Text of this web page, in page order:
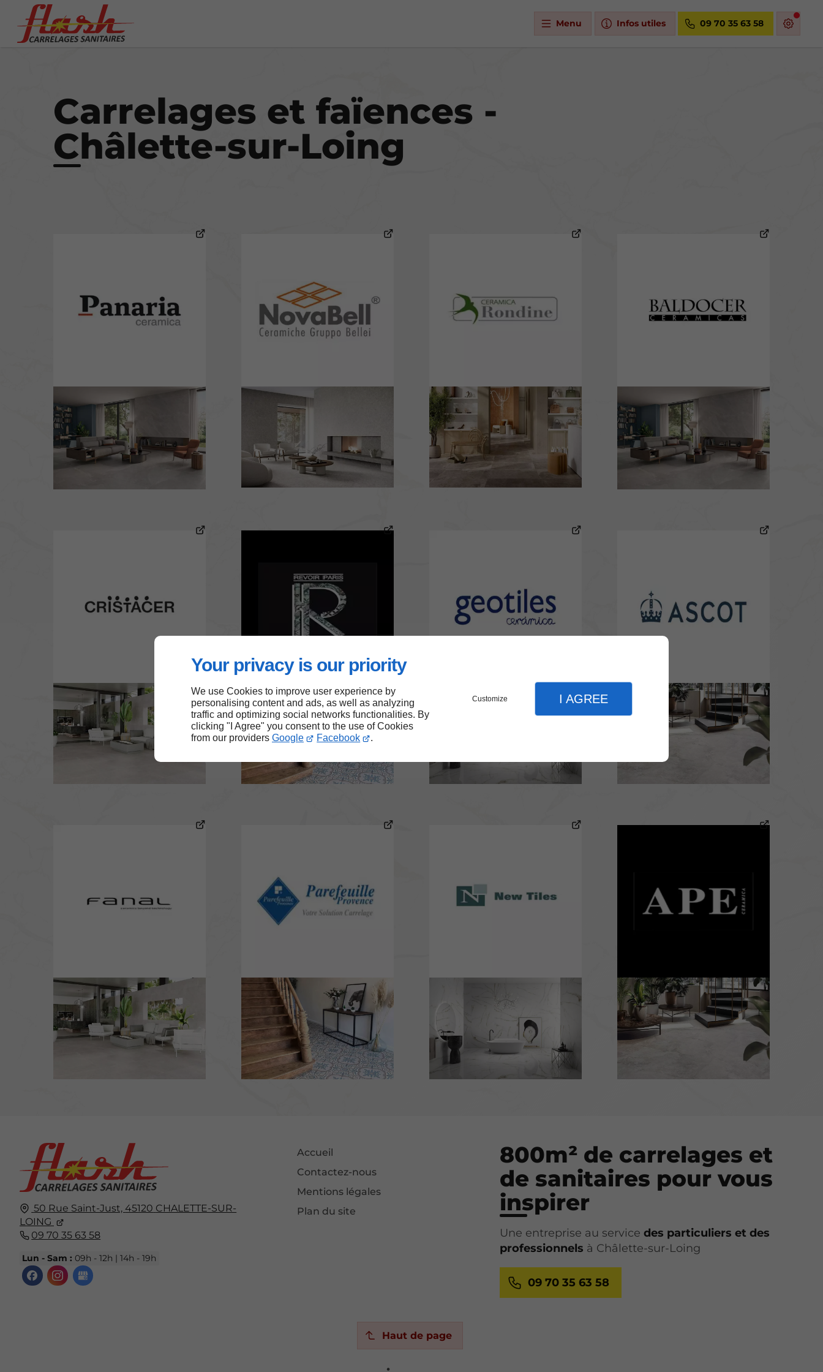
Your privacy is our priority
We use Cookies to improve user experience by
personalising content and ads, as well as analyzing
traffic and optimizing social networks functionalities. By
clicking "I Agree" you consent to the use of Cookies
from our providers Google Facebook .
Customize I AGREE
Menu Infos utiles 09 70 35 63 58
Carrelages et faïences -
Châlette-sur-Loing
50 Rue Saint-Just,45120 CHALETTE-SUR-
LOING
09 70 35 63 58
Lun - Sam : 09h - 12h | 14h - 19h
Accueil
Contactez-nous
Mentions légales
Plan du site
800m² de carrelages et
de sanitaires pour vous
inspirer
Une entreprise au service des particuliers et des
professionnels à Châlette-sur-Loing
09 70 35 63 58
Haut de page